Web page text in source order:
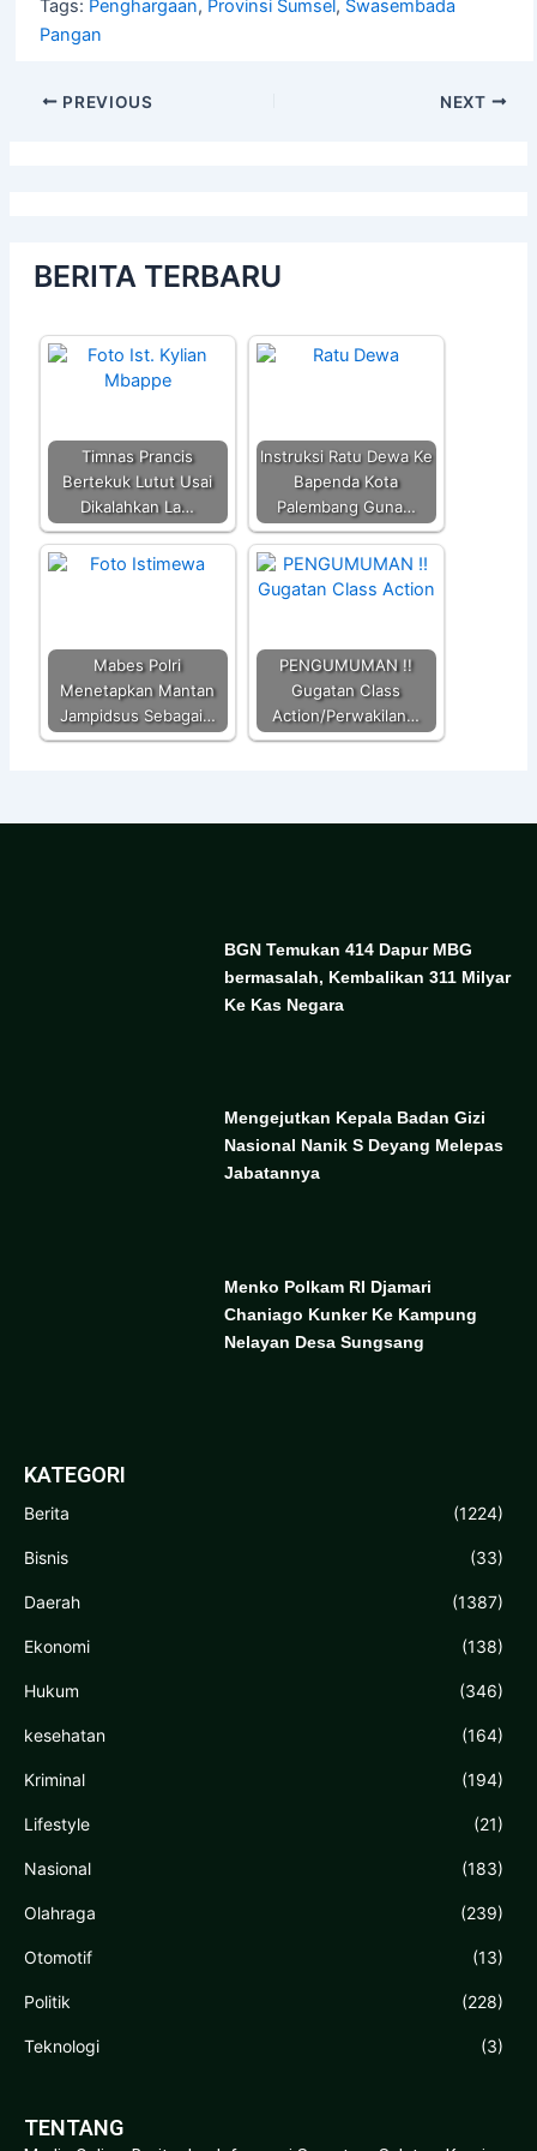
Tags: Penghargaan, Provinsi Sumsel, Swasembada
Pangan
PREVIOUS NEXT
BERITA TERBARU
Timnas Prancis
Bertekuk Lutut Usai
Dikalahkan La…
Instruksi Ratu Dewa Ke
Bapenda Kota
Palembang Guna…
Mabes Polri
Menetapkan Mantan
Jampidsus Sebagai…
PENGUMUMAN !!
Gugatan Class
Action/Perwakilan…
BGN Temukan 414 Dapur MBG
bermasalah, Kembalikan 311 Milyar
Ke Kas Negara
Mengejutkan Kepala Badan Gizi
Nasional Nanik S Deyang Melepas
Jabatannya
Menko Polkam RI Djamari
Chaniago Kunker Ke Kampung
Nelayan Desa Sungsang
KATEGORI
Berita (1224)
Bisnis (33)
Daerah (1387)
Ekonomi (138)
Hukum (346)
kesehatan (164)
Kriminal (194)
Lifestyle (21)
Nasional (183)
Olahraga (239)
Otomotif (13)
Politik (228)
Teknologi (3)
TENTANG